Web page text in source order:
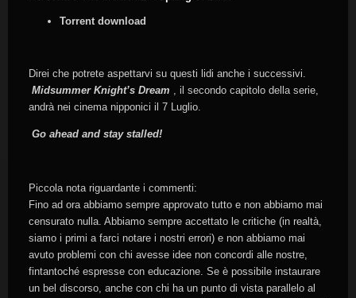
Torrent download
Direi che potrete aspettarvi su questi lidi anche i successivi.
Midsummer Knight’s Dream , il secondo capitolo della serie,
andrà nei cinema nipponici il 7 Luglio.
Go ahead and stay stalled!
Piccola nota riguardante i commenti:
Fino ad ora abbiamo sempre approvato tutto e non abbiamo mai
censurato nulla. Abbiamo sempre accettato le critiche (in realtà,
siamo i primi a farci notare i nostri errori) e non abbiamo mai
avuto problemi con chi avesse idee non concordi alle nostre,
fintantoché espresse con educazione. Se è possibile instaurare
un bel discorso, anche con chi ha un punto di vista parallelo al